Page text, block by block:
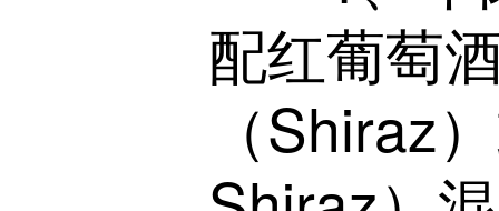
配红葡萄
（Shiraz